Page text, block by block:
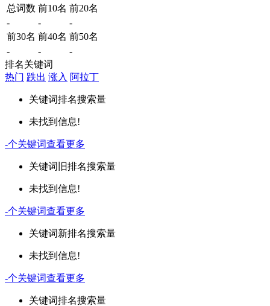
总词数 前10名 前20名
-
-
-
前30名 前40名 前50名
-
-
-
排名关键词
热门 跌出 涨入 阿拉丁
关键词排名搜索量
未找到信息!
-个关键词查看更多
关键词 旧排名搜索量
未找到信息!
-个关键词查看更多
关键词新排名搜索量
未找到信息!
-个关键词查看更多
关键词排名搜索量